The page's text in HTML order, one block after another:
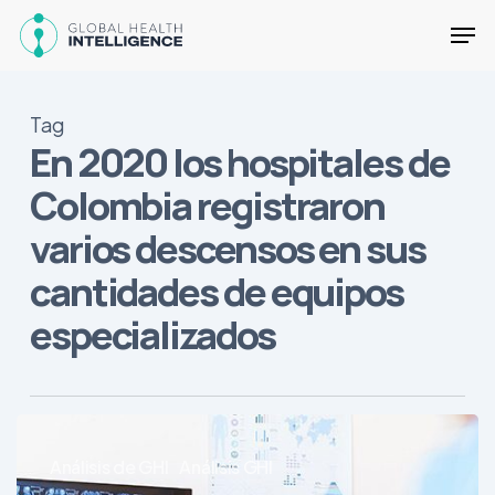
Tag
En 2020 los hospitales de
Colombia registraron
varios descensos en sus
cantidades de equipos
especializados
el
Análisis GHI